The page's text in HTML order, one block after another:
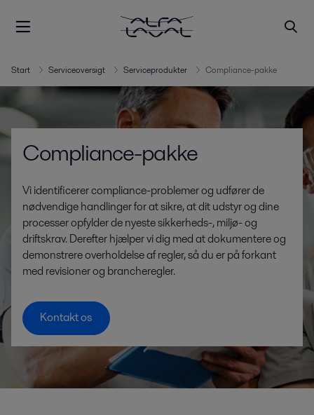
Start Serviceoversigt Serviceprodukter Compliance-pakke
Compliance-pakke
Vi identificerer compliance-problemer og udfører de
nødvendige handlinger for at sikre, at dit udstyr og dine
processer opfylder de nyeste sikkerheds-, miljø- og
driftskrav. Derefter hjælper vi dig med at dokumentere og
demonstrere overholdelse af regler, så du er på forkant
med revisioner og brancheregler.
Kontakt os